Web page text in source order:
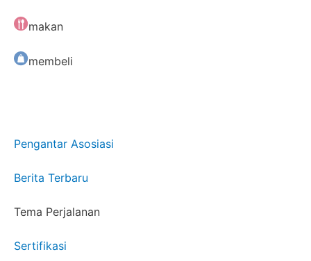
makan
membeli
Pengantar Asosiasi
Berita Terbaru
Tema Perjalanan
Sertifikasi